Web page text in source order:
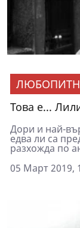
Това е...
Дори и най-
едва ли са
разхожда по
05 Март 2019,